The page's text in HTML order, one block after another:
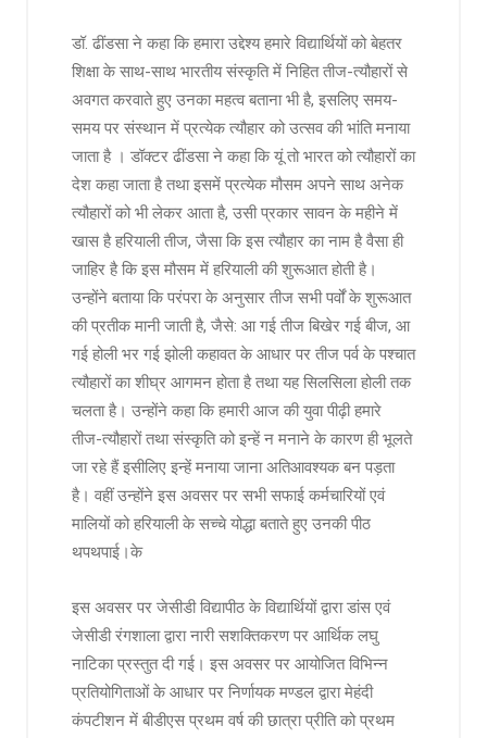
डॉ. ढींडसा ने कहा कि हमारा उद्देश्य हमारे विद्यार्थियों को बेहतर
शिक्षा के साथ-साथ भारतीय संस्कृति में निहित तीज-त्यौहारों से
अवगत करवाते हुए उनका महत्व बताना भी है, इसलिए समय-
समय पर संस्थान में प्रत्येक त्यौहार को उत्सव की भांति मनाया
जाता है । डॉक्टर ढींडसा ने कहा कि यूं तो भारत को त्यौहारों का
देश कहा जाता है तथा इसमें प्रत्येक मौसम अपने साथ अनेक
त्यौहारों को भी लेकर आता है, उसी प्रकार सावन के महीने में
खास है हरियाली तीज, जैसा कि इस त्यौहार का नाम है वैसा ही
जाहिर है कि इस मौसम में हरियाली की शुरूआत होती है।
उन्होंने बताया कि परंपरा के अनुसार तीज सभी पर्वों के शुरूआत
की प्रतीक मानी जाती है, जैसे: आ गई तीज बिखेर गई बीज, आ
गई होली भर गई झोली कहावत के आधार पर तीज पर्व के पश्चात
त्यौहारों का शीघ्र आगमन होता है तथा यह सिलसिला होली तक
चलता है। उन्होंने कहा कि हमारी आज की युवा पीढ़ी हमारे
तीज-त्यौहारों तथा संस्कृति को इन्हें न मनाने के कारण ही भूलते
जा रहे हैं इसीलिए इन्हें मनाया जाना अतिआवश्यक बन पड़ता
है। वहीं उन्होंने इस अवसर पर सभी सफाई कर्मचारियों एवं
मालियों को हरियाली के सच्चे योद्धा बताते हुए उनकी पीठ
थपथपाई।के
इस अवसर पर जेसीडी विद्यापीठ के विद्यार्थियों द्वारा डांस एवं
जेसीडी रंगशाला द्वारा नारी सशक्तिकरण पर आर्थिक लघु
नाटिका प्रस्तुत दी गई। इस अवसर पर आयोजित विभिन्न
प्रतियोगिताओं के आधार पर निर्णायक मण्डल द्वारा मेहंदी
कंपटीशन में बीडीएस प्रथम वर्ष की छात्रा प्रीति को प्रथम